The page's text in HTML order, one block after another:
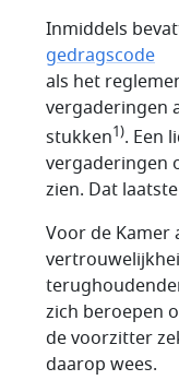
Inmiddels
gedragscode
als het
vergaderingen
stukken1). Een
vergaderingen
zien. Dat
Voor de Kamer
zich beroepen
de voorzitter
daarop wees.